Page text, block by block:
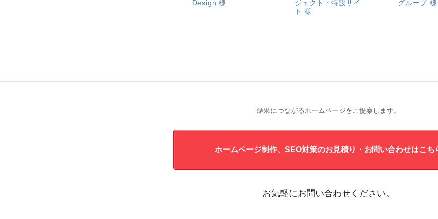
Design 様
ジェクト・特設サイ
ト 様
グループ 様
結果につながるホームページをご提案します。
ホームページ制作、SEO対策のお見積り・お問い合わせはこち
お気軽にお問い合わせください。